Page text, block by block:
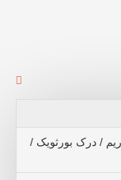
/ درک بورثویک /